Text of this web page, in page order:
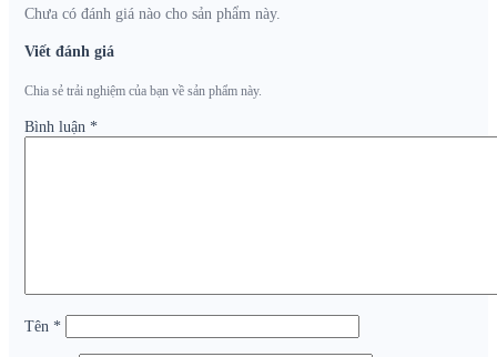
Chưa có đánh giá nào cho sản phẩm này.
Viết đánh giá
Chia sẻ trải nghiệm của bạn về sản phẩm này.
Bình luận *
Tên *